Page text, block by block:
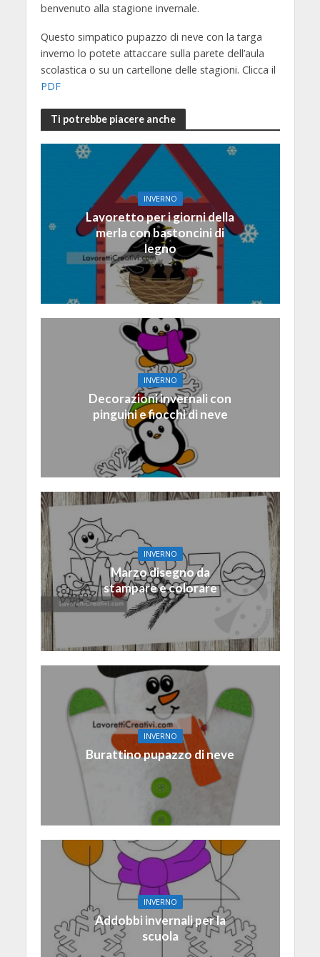
benvenuto alla stagione invernale.
Questo simpatico pupazzo di neve con la targa
inverno lo potete attaccare sulla parete dell’aula
scolastica o su un cartellone delle stagioni. Clicca il
PDF
Ti potrebbe piacere anche
INVERNO
Lavoretto per i giorni della
merla con bastoncini di
legno
INVERNO
Decorazioni invernali con
pinguini e fiocchi di neve
INVERNO
Marzo disegno da
stampare e colorare
INVERNO
Burattino pupazzo di neve
INVERNO
Addobbi invernali per la
scuola